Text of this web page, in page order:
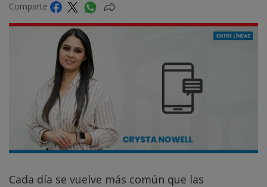
Comparte
Cada día se vuelve más común que las